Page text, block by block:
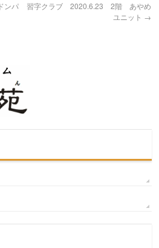
ンパ
習字クラブ 2020.6.23 2階 あやめ
ユニット →